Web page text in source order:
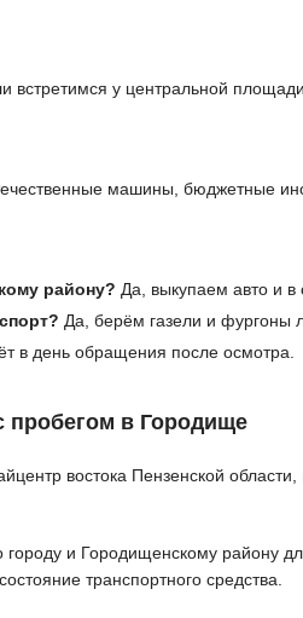
у центральной
машины, бюджетные
району? Да, выкупаем авто и в
Да, берём газели и фургоны
в день обращения после осмотра.
пробегом в Городище
востока Пензенской
и Городищенскому району
транспортного средства.